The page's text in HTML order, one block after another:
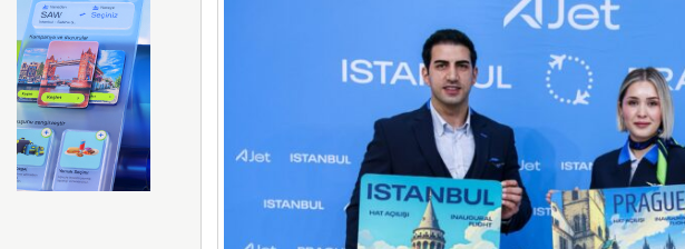
Haneda Havalimanı yakınlarında büyük tehlike atlatıldı